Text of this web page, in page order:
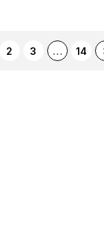
2 3 … 14